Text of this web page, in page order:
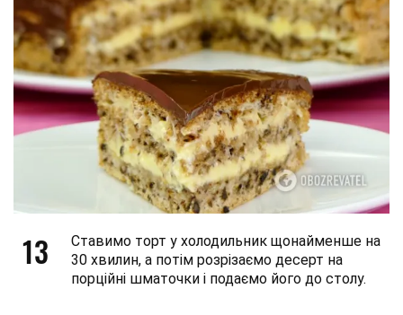
13
Ставимо торт у холодильник щонайменше на
30 хвилин, а потім розрізаємо десерт на
порційні шматочки і подаємо його до столу.